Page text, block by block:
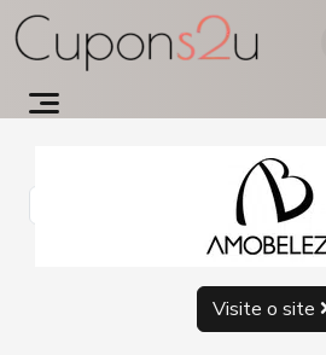
para
conteúdo
Visite o site